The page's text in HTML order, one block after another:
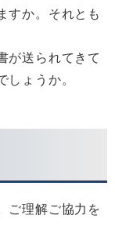
すか。それとも
が送られてきて
しょうか。
ご理解ご協力を